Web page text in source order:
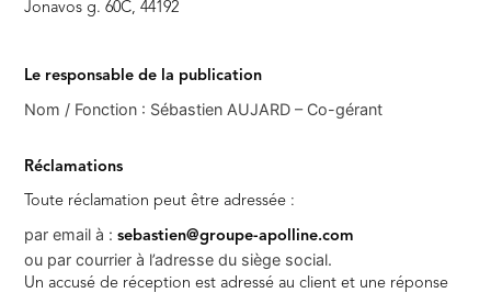
Jonavos g. 60C, 44192
Le responsable de la publication
Nom / Fonction : Sébastien AUJARD – Co-gérant
Réclamations
Toute réclamation peut être adressée :
par email à :sebastien@groupe-apolline.com
ou par courrier à l’adresse du siège social.
Un accusé de réception est adressé au client et une réponse